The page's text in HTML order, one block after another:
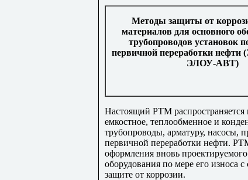
Методы защиты от
материалов для основного
трубопроводов установок
первичной переработки
ЭЛОУ-АВТ)
Настоящий РТМ распространяется
емкостное, теплообменное и
трубопроводы, арматуру, насосы,
первичной переработки нефти.
оформления вновь
оборудования по мере его износа
защите от коррозии.